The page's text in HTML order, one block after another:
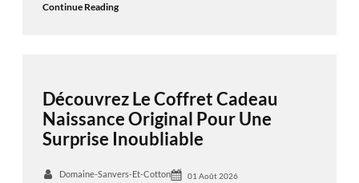
Continue Reading
Découvrez Le Coffret Cadeau
Naissance Original Pour Une
Surprise Inoubliable
Domaine-Sanvers-Et-Cotton 01 Août 2026